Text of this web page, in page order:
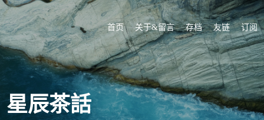
首页 关于&留言 存档 友链 订阅
星辰茶話